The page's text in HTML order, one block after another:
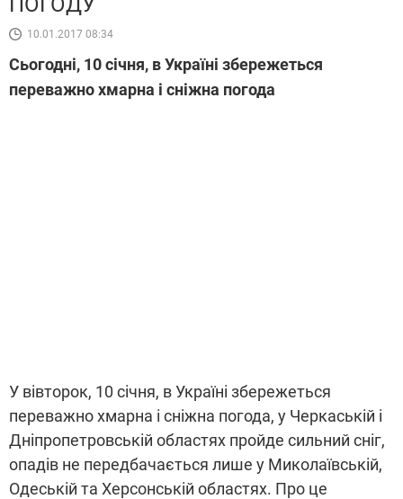
10.01.2017 08:34
Сьогодні, 10 січня, в Україні збережеться
переважно хмарна і сніжна погода
У вівторок, 10 січня, в Україні збережеться
переважно хмарна і сніжна погода, у Черкаській і
Дніпропетровській областях пройде сильний сніг,
опадів не передбачається лише у Миколаївській,
Одеській та Херсонській областях. Про це